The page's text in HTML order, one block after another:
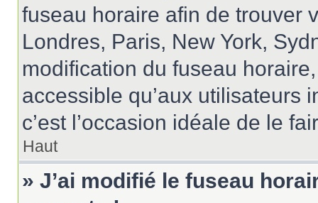
fuseau horaire afin de trouver
Londres, Paris, New York,
modification du fuseau
accessible qu’aux utilisateurs
c’est l’occasion idéale de le
Haut
» J’ai modifié le fuseau